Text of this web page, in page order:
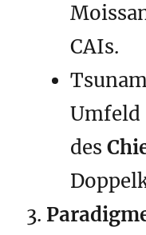
CAIs.
Umfeld
des